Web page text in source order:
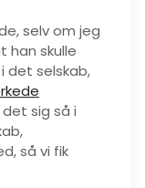
selv om jeg
han skulle
det selskab,
sig så i
så vi fik